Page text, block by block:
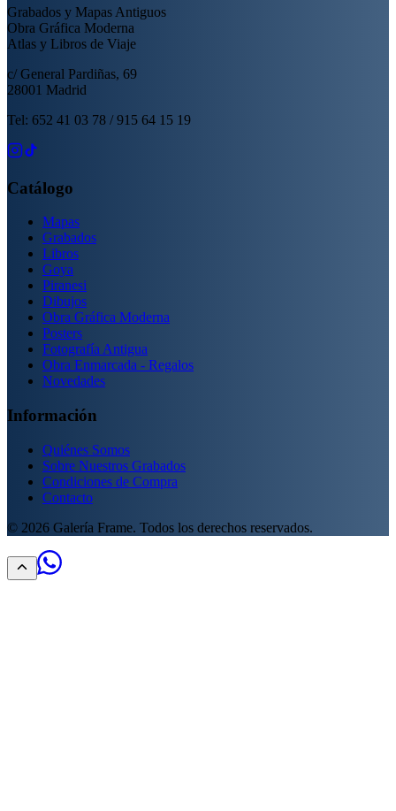
Grabados y Mapas Antiguos
Obra Gráfica Moderna
Atlas y Libros de Viaje
c/ General Pardiñas, 69
28001 Madrid
Tel: 652 41 03 78 / 915 64 15 19
Catálogo
Mapas
Grabados
Libros
Goya
Piranesi
Dibujos
Obra Gráfica Moderna
Posters
Fotografía Antigua
Obra Enmarcada - Regalos
Novedades
Información
Quiénes Somos
Sobre Nuestros Grabados
Condiciones de Compra
Contacto
© 2026 Galería Frame. Todos los derechos reservados.